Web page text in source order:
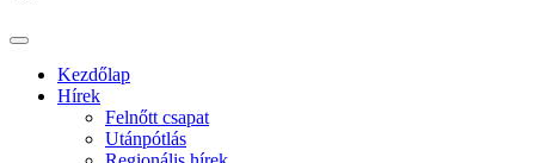
Kezdőlap
Hírek
Felnőtt csapat
Utánpótlás